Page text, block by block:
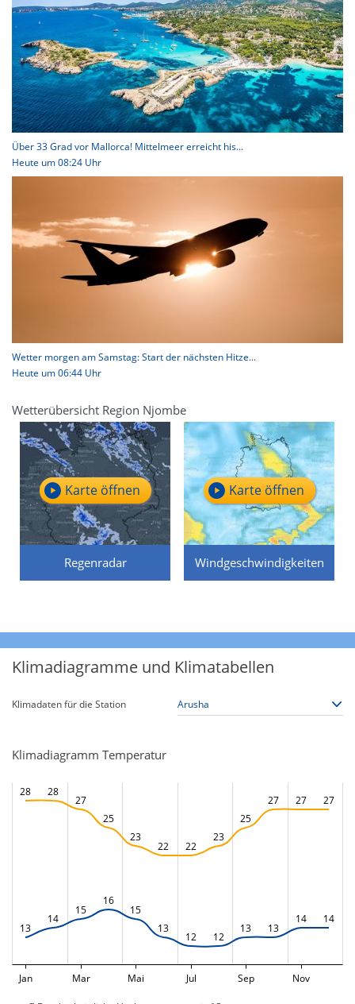
Über 33 Grad vor Mallorca! Mittelmeer erreicht his...
Heute um 08:24 Uhr
Wetter morgen am Samstag: Start der nächsten Hitze...
Heute um 06:44 Uhr
Wetterübersicht Region Njombe
Regenradar
Karte öffnen
Windgeschwindigkeiten
Karte öffnen
Klimadiagramme und Klimatabellen
Klimadaten für die Station
Klimadiagramm Temperatur
28 28
27
25
23
22 22
23
25
27 27 27
13
14
15
16
15
13
12 12
13 13
14 14
Jan Mar Mai Jul Sep Nov